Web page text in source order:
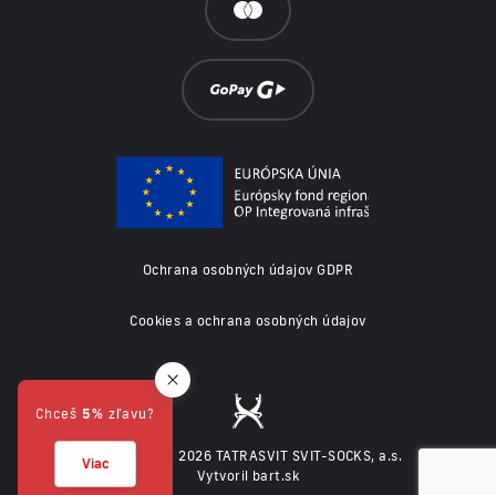
Chceš 5% zľavu?
Viac
Ochrana osobných údajov GDPR
Cookies a ochrana osobných údajov
© Copyright 2026 TATRASVIT SVIT-SOCKS, a.s.
Vytvoril bart.sk